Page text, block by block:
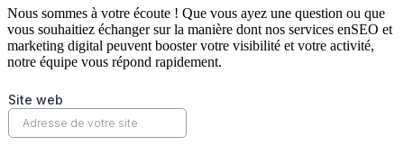
Nous sommes à votre écoute ! Que vous ayez une question ou que
vous souhaitiez échanger sur la manière dont nos services enSEO et
marketing digital peuvent booster votre visibilité et votre activité,
notre équipe vous répond rapidement.